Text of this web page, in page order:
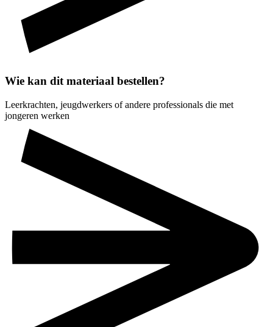
Wie kan dit materiaal bestellen?
Leerkrachten, jeugdwerkers of andere professionals die met
jongeren werken